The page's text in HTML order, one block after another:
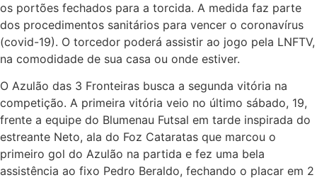
os portões fechados para a torcida. A medida faz parte
dos procedimentos sanitários para vencer o coronavírus
(covid-19). O torcedor poderá assistir ao jogo pela LNFTV,
na comodidade de sua casa ou onde estiver.
O Azulão das 3 Fronteiras busca a segunda vitória na
competição. A primeira vitória veio no último sábado, 19,
frente a equipe do Blumenau Futsal em tarde inspirada do
estreante Neto, ala do Foz Cataratas que marcou o
primeiro gol do Azulão na partida e fez uma bela
assistência ao fixo Pedro Beraldo, fechando o placar em 2